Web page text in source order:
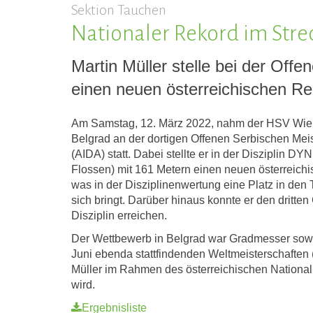
Sektion Tauchen
Nationaler Rekord im
Martin Müller stelle bei der
einen neuen österreichischen
Am Samstag, 12. März 2022, nahm der HSV
Belgrad an der dortigen Offenen Serbischen
(AIDA) statt. Dabei stellte er in der Disziplin
Flossen) mit 161 Metern einen neuen
was in der Disziplinenwertung eine Platz in den
sich bringt. Darüber hinaus konnte er den
Disziplin erreichen.
Der Wettbewerb in Belgrad war Gradmesser
Juni ebenda stattfindenden
Müller im Rahmen des österreichischen
wird.
Ergebnisliste